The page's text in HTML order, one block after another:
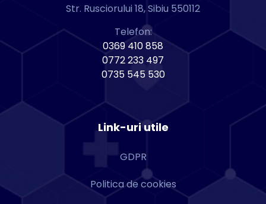
Str. Rusciorului 18, Sibiu 550112
Telefon:
0369 410 858
0772 233 497
0735 545 530
Link-uri utile
GDPR
Politica de cookies